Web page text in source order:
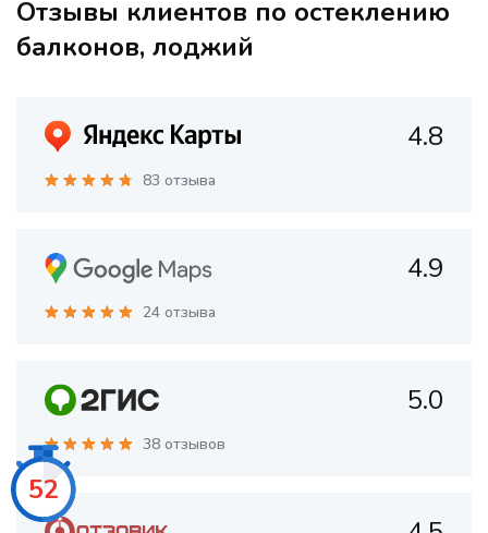
Отзывы клиентов по остеклению
балконов, лоджий
4.8
83 отзыва
4.9
24 отзыва
5.0
38 отзывов
50